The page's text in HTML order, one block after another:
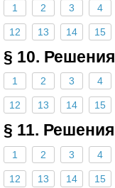
1 2 3 4
12 13 14 15
§ 10. Решения
1 2 3 4
12 13 14 15
§ 11. Решения
1 2 3 4
12 13 14 15